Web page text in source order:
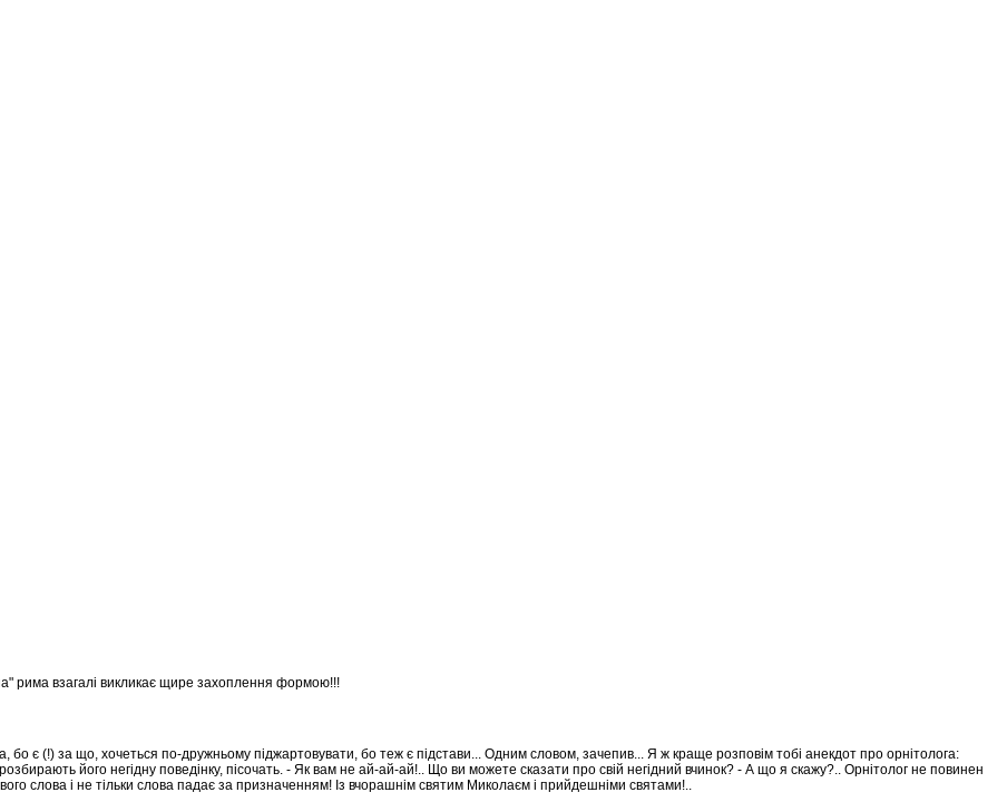
рима взагалі викликає щире захоплення формою!!!
є (!) за що, хочеться по-дружньому піджартовувати, бо теж є підстави... Одним словом, зачепив... Я ж краще розповім тобі анекдот про орнітолога:
його негідну поведінку, пісочать. - Як вам не ай-ай-ай!.. Що ви можете сказати про свій негідний вчинок? - А що я скажу?.. Орнітолог не повинен
слова і не тільки слова падає за призначенням! Із вчорашнім святим Миколаєм і прийдешніми святами!..